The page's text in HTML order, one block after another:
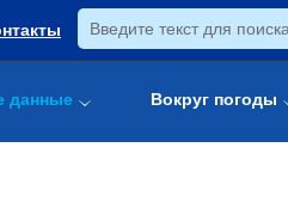
данные Вокруг погоды